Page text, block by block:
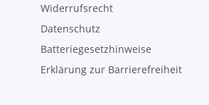
Widerrufsrecht
Datenschutz
Batteriegesetzhinweise
Erklärung zur Barrierefreiheit